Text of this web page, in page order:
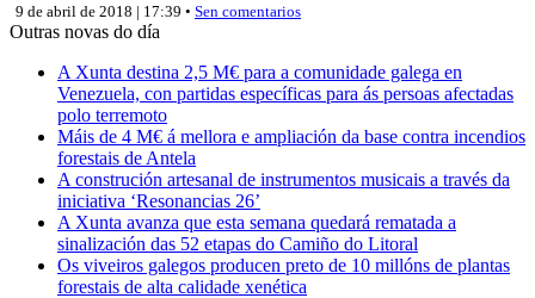
9 de abril de 2018 | 17:39 • Sen comentarios
Outras novas do día
A Xunta destina 2,5 M€ para a comunidade galega en
Venezuela, con partidas específicas para ás persoas afectadas
polo terremoto
Máis de 4 M€ á mellora e ampliación da base contra incendios
forestais de Antela
A construción artesanal de instrumentos musicais a través da
iniciativa ‘Resonancias 26’
A Xunta avanza que esta semana quedará rematada a
sinalización das 52 etapas do Camiño do Litoral
Os viveiros galegos producen preto de 10 millóns de plantas
forestais de alta calidade xenética